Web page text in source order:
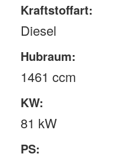
Kraftstoffart:
Diesel
Hubraum:
1461 ccm
KW:
81 kW
PS: